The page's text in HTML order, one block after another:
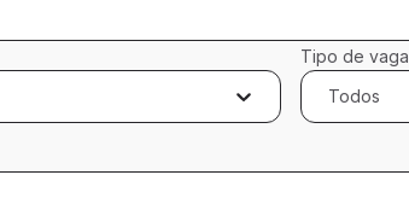
Tipo de vaga
Todos